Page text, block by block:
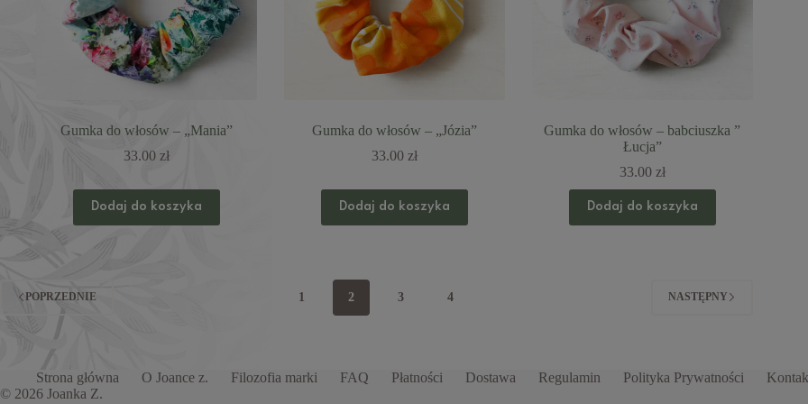
Gumka do włosów – „Mania”
33.00 zł
Dodaj do koszyka
Gumka do włosów – „Józia”
33.00 zł
Dodaj do koszyka
Gumka do włosów – babciuszka ”
Łucja”
33.00 zł
Dodaj do koszyka
POPRZEDNIE 1 2 3 4 NASTĘPNY
Strona główna O Joance z. Filozofia marki FAQ Płatności Dostawa Regulamin Polityka Prywatności
© 2026 Joanka Z.